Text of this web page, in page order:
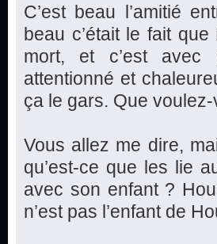
C’est beau l’amitié
beau c’était le fait
mort, et c’est avec
attentionné et
ça le gars. Que
Vous allez me dire,
qu’est-ce que les lie
avec son enfant ?
n’est pas l’enfant de